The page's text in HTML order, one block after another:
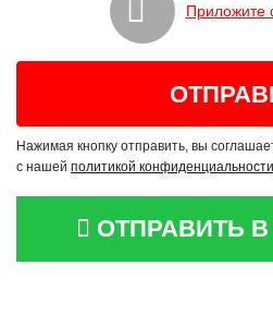
Приложите
Нажимая кнопку отправить, вы
с нашей политикой конфиденциальности
ОТПРАВИТЬ В